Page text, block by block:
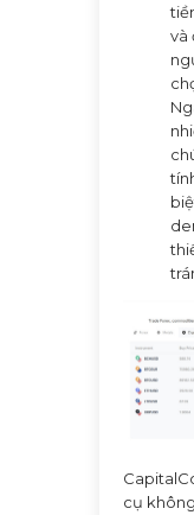
và
cụ